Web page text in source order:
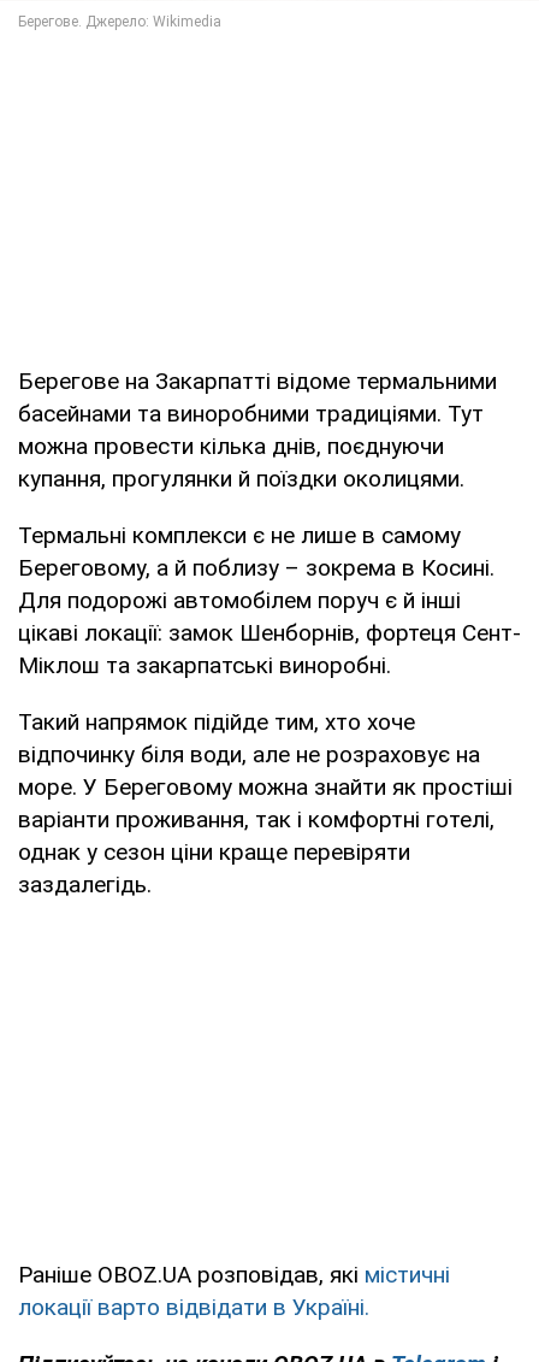
Берегове на Закарпатті відоме термальними
басейнами та виноробними традиціями. Тут
можна провести кілька днів, поєднуючи
купання, прогулянки й поїздки околицями.
Термальні комплекси є не лише в самому
Береговому, а й поблизу – зокрема в Косині.
Для подорожі автомобілем поруч є й інші
цікаві локації: замок Шенборнів, фортеця Сент-
Міклош та закарпатські виноробні.
Такий напрямок підійде тим, хто хоче
відпочинку біля води, але не розраховує на
море. У Береговому можна знайти як простіші
варіанти проживання, так і комфортні готелі,
однак у сезон ціни краще перевіряти
заздалегідь.
Раніше OBOZ.UA розповідав, які містичні
локації варто відвідати в Україні.